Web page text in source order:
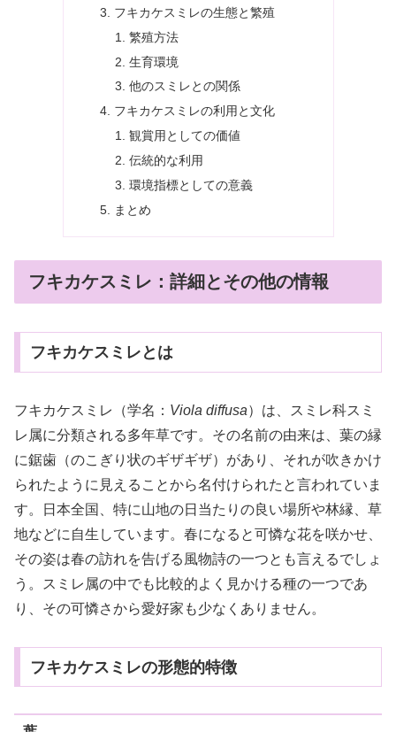
フキカケスミレの生態と繁殖
繁殖方法
生育環境
他のスミレとの関係
フキカケスミレの利用と文化
観賞用としての価値
伝統的な利用
環境指標としての意義
まとめ
フキカケスミレ：詳細とその他の情報
フキカケスミレとは
フキカケスミレ（学名： Viola diffusa）は、スミレ科スミ
レ属に分類される多年草です。その名前の由来は、葉の縁
に鋸歯（のこぎり状のギザギザ）があり、それが吹きかけ
られたように見えることから名付けられたと言われていま
す。日本全国、特に山地の日当たりの良い場所や林縁、草
地などに自生しています。春になると可憐な花を咲かせ、
その姿は春の訪れを告げる風物詩の一つとも言えるでしょ
う。スミレ属の中でも比較的よく見かける種の一つであ
り、その可憐さから愛好家も少なくありません。
フキカケスミレの形態的特徴